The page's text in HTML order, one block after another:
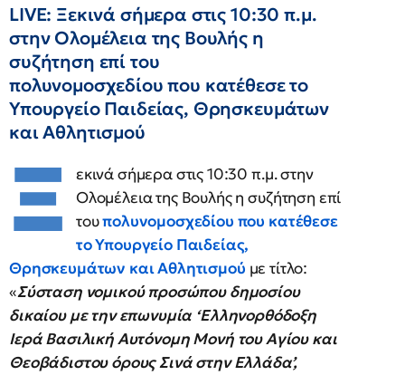
LIVE: Ξεκινά σήμερα στις 10:30 π.μ.
στην Ολομέλεια της Βουλής η
συζήτηση επί του
πολυνομοσχεδίου που κατέθεσε το
Υπουργείο Παιδείας, Θρησκευμάτων
και Αθλητισμού
Ξ
εκινά σήμερα στις 10:30 π.μ. στην
Ολομέλεια της Βουλής η συζήτηση επί
τουπολυνομοσχεδίου που κατέθεσε
το Υπουργείο Παιδείας,
Θρησκευμάτων και Αθλητισμού με τίτλο:
«Σύσταση νομικού προσώπου δημοσίου
δικαίου με την επωνυμία ‘Ελληνορθόδοξη
Ιερά Βασιλική Αυτόνομη Μονή του Αγίου και
Θεοβάδιστου όρους Σινά στην Ελλάδα’,